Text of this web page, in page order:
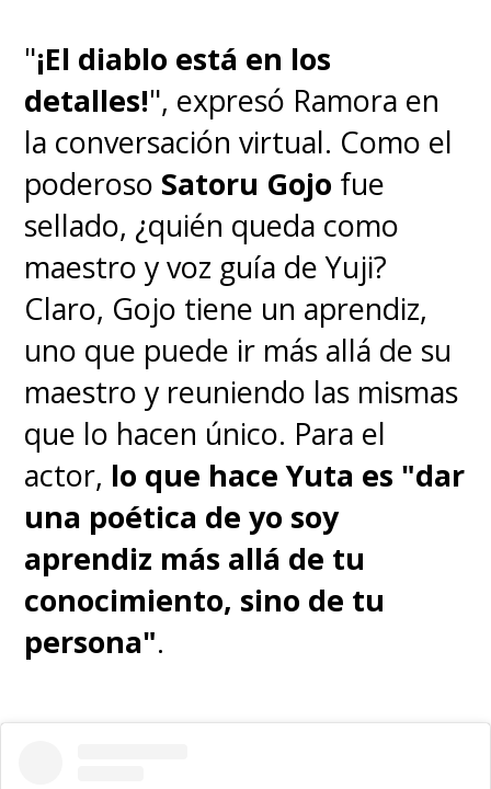
"¡El diablo está en los
detalles!", expresó Ramora en
la conversación virtual. Como el
poderoso Satoru Gojo fue
sellado, ¿quién queda como
maestro y voz guía de Yuji?
Claro, Gojo tiene un aprendiz,
uno que puede ir más allá de su
maestro y reuniendo las mismas
que lo hacen único. Para el
actor, lo que hace Yuta es "dar
una poética de yo soy
aprendiz más allá de tu
conocimiento, sino de tu
persona".